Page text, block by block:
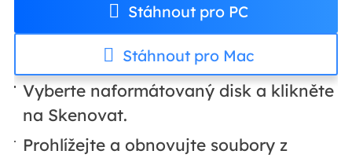
Stáhnout pro PC
Stáhnout pro Mac
Vyberte naformátovaný disk a klikněte
na Skenovat.
Prohlížejte a obnovujte soubory z